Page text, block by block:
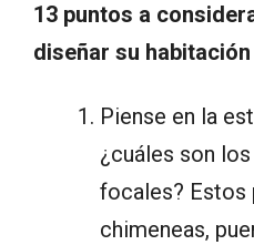
13 puntos a
diseñar su habitación
Piense en la
¿cuáles son
focales? Estos
chimeneas,